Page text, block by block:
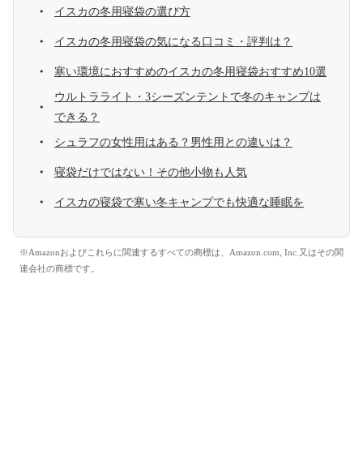
イスカの冬用寝袋の選び方
イスカの冬用寝袋の気になる口コミ・評判は？
寒い環境におすすめのイスカの冬用寝袋おすすめ10選
ウルトラライト・3シーズンテントで冬のキャンプは
できる？
シュラフの女性用はある？男性用との違いは？
寝袋だけではない！その他小物も人気
イスカの寝袋で寒い冬キャンプでも快適な睡眠を
※Amazonおよびこれらに関連するすべての商標は、Amazon.com, Inc.又はその関
連会社の商標です。